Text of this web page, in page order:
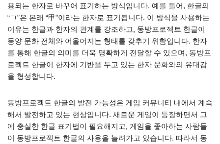
용되는 한자로 바꾸어 표기하는 방식입니다. 예를 들어, 한글의
“ㄱ”은 본래 “甲”이라는 한자로 표기됩니다. 이 방식을 사용하는
이유는 한글과 한자의 관계를 강조하고, 동방프로젝트 한글이
동양 문화 전체와 어울어지는 형태를 갖추기 위함입니다. 한자
를 통해 한글의 의미를 더욱 명확하게 전달할 수 있으며, 동방프
로젝트 한글이 한자에 기반을 두고 있는 한자 문화와의 유대감
을 형성합니다.
동방프로젝트 한글의 발전 가능성은 게임 커뮤니티 내에서 계속
해서 발전하고 있는 현상입니다. 새로운 게임이 등장하면서 그
에 충실한 한글 표기법이 필요해지고, 게임을 좋아하는 사람들
이 동방프로젝트 한글의 사용을 늘려가고 있습니다. 따라서 동